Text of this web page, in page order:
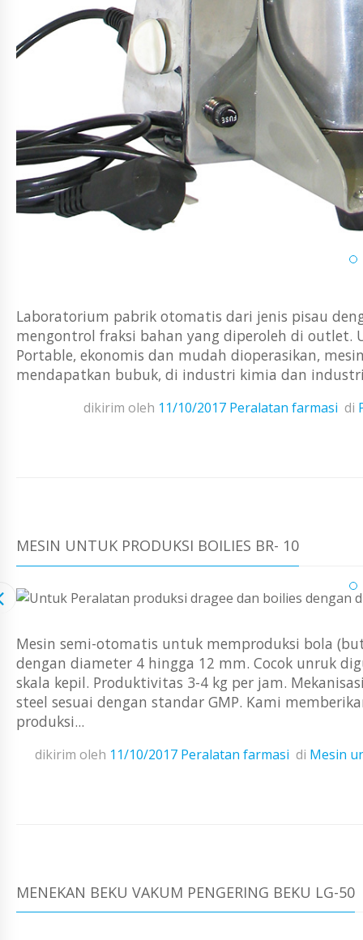
Laboratorium pabrik otomatis dari jenis pisau
mengontrol fraksi bahan yang diperoleh di outlet.
Portable, ekonomis dan mudah dioperasikan,
mendapatkan bubuk, di industri kimia dan
dikirim oleh 11/10/2017 Peralatan farmasi di
MESIN UNTUK PRODUKSI BOILIES BR- 10
Mesin semi-otomatis untuk memproduksi bola
dengan diameter 4 hingga 12 mm. Cocok unruk
skala kepil. Produktivitas 3-4 kg per jam.
steel sesuai dengan standar GMP. Kami
produksi...
dikirim oleh 11/10/2017 Peralatan farmasi di Mesin
MENEKAN BEKU VAKUM PENGERING BEKU LG-50